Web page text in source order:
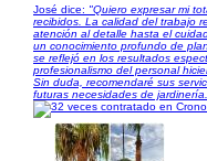
José dice: "Quiero expresar mi
recibidos. La calidad del trabajo
atención al detalle hasta el
un conocimiento profundo de
se reflejó en los resultados
profesionalismo del personal
Sin duda, recomendaré sus
futuras necesidades de